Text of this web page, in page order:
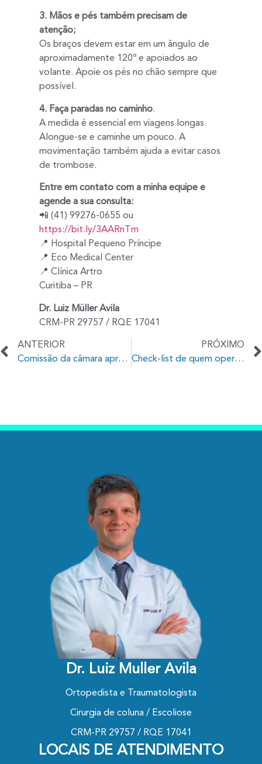
3. Mãos e pés também precisam de
atenção;
Os braços devem estar em um ângulo de
aproximadamente 120º e apoiados ao
volante. Apoie os pés no chão sempre que
possível.
4. Faça paradas no caminho.
A medida é essencial em viagens longas.
Alongue-se e caminhe um pouco. A
movimentação também ajuda a evitar casos
de trombose.
Entre em contato com a minha equipe e
agende a sua consulta:
📲 (41) 99276-0655 ou
https://bit.ly/3AARnTm
📍 Hospital Pequeno Príncipe
📍 Eco Medical Center
📍 Clínica Artro
Curitiba – PR
Dr. Luiz Müller Avila
CRM-PR 29757 / RQE 17041
ANTERIOR
Comissão da câmara aprova texto que incentiva o diagnóstico precoce da escoliose
PRÓXIMO
Check-list de quem operou a escoliose e vai viajar nas férias
Dr. Luiz Muller Avila
Ortopedista e Traumatologista
Cirurgia de coluna / Escoliose
CRM-PR 29757 / RQE 17041
LOCAIS DE ATENDIMENTO